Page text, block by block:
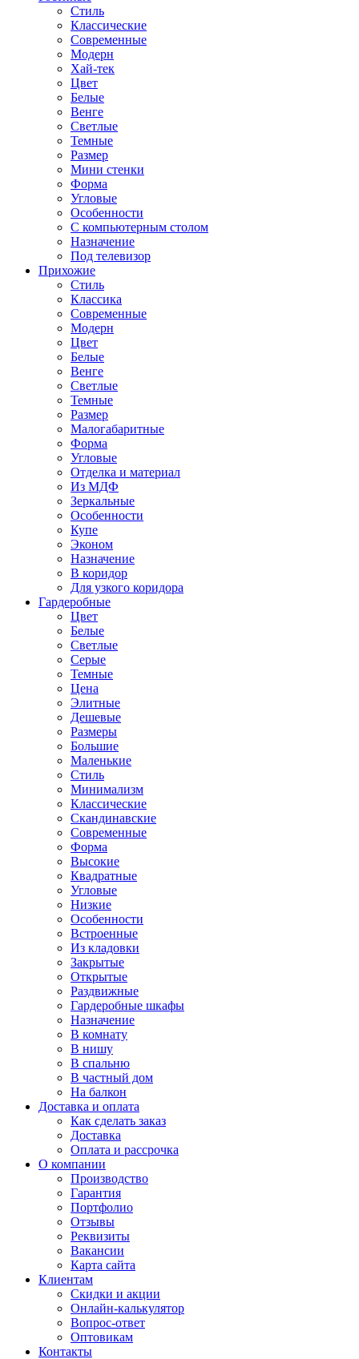
Стиль
Классические
Современные
Модерн
Хай-тек
Цвет
Белые
Венге
Светлые
Темные
Размер
Мини стенки
Форма
Угловые
Особенности
С компьютерным столом
Назначение
Под телевизор
Прихожие
Стиль
Классика
Современные
Модерн
Цвет
Белые
Венге
Светлые
Темные
Размер
Малогабаритные
Форма
Угловые
Отделка и материал
Из МДФ
Зеркальные
Особенности
Купе
Эконом
Назначение
В коридор
Для узкого коридора
Гардеробные
Цвет
Белые
Светлые
Серые
Темные
Цена
Элитные
Дешевые
Размеры
Большие
Маленькие
Стиль
Минимализм
Классические
Скандинавские
Современные
Форма
Высокие
Квадратные
Угловые
Низкие
Особенности
Встроенные
Из кладовки
Закрытые
Открытые
Раздвижные
Гардеробные шкафы
Назначение
В комнату
В нишу
В спальню
В частный дом
На балкон
Доставка и оплата
Как сделать заказ
Доставка
Оплата и рассрочка
О компании
Производство
Гарантия
Портфолио
Отзывы
Реквизиты
Вакансии
Карта сайта
Клиентам
Скидки и акции
Онлайн-калькулятор
Вопрос-ответ
Оптовикам
Контакты